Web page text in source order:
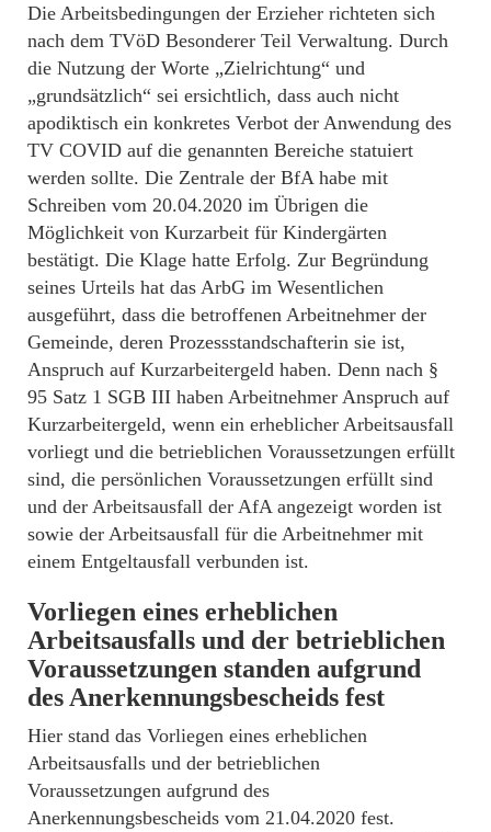
Die Arbeitsbedingungen der Erzieher richteten sich
nach dem TVöD Besonderer Teil Verwaltung. Durch
die Nutzung der Worte „Zielrichtung“ und
„grundsätzlich“ sei ersichtlich, dass auch nicht
apodiktisch ein konkretes Verbot der Anwendung des
TV COVID auf die genannten Bereiche statuiert
werden sollte. Die Zentrale der BfA habe mit
Schreiben vom 20.04.2020 im Übrigen die
Möglichkeit von Kurzarbeit für Kindergärten
bestätigt. Die Klage hatte Erfolg. Zur Begründung
seines Urteils hat das ArbG im Wesentlichen
ausgeführt, dass die betroffenen Arbeitnehmer der
Gemeinde, deren Prozessstandschafterin sie ist,
Anspruch auf Kurzarbeitergeld haben. Denn nach §
95 Satz 1 SGB III haben Arbeitnehmer Anspruch auf
Kurzarbeitergeld, wenn ein erheblicher Arbeitsausfall
vorliegt und die betrieblichen Voraussetzungen erfüllt
sind, die persönlichen Voraussetzungen erfüllt sind
und der Arbeitsausfall der AfA angezeigt worden ist
sowie der Arbeitsausfall für die Arbeitnehmer mit
einem Entgeltausfall verbunden ist.
Vorliegen eines erheblichen
Arbeitsausfalls und der betrieblichen
Voraussetzungen standen aufgrund
des Anerkennungsbescheids fest
Hier stand das Vorliegen eines erheblichen
Arbeitsausfalls und der betrieblichen
Voraussetzungen aufgrund des
Anerkennungsbescheids vom 21.04.2020 fest.